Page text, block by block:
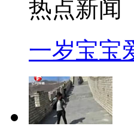
热点新闻
一岁宝宝